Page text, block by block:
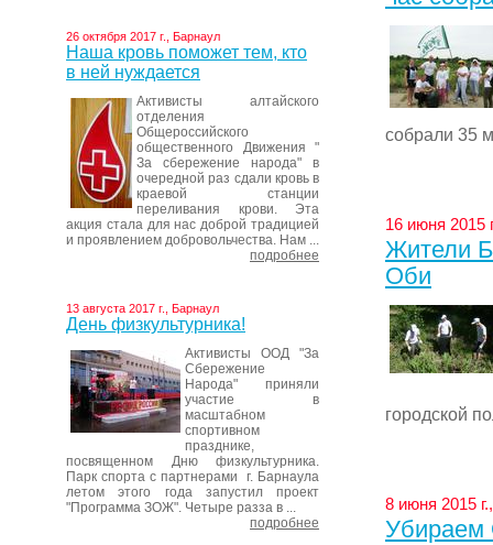
26 октября 2017 г., Барнаул
Наша кровь поможет тем, кто
в ней нуждается
Активисты алтайского
отделения
Общероссийского
общественного Движения "
За сбережение народа" в
очередной раз сдали кровь в
краевой станции
переливания крови. Эта
акция стала для нас доброй традицией
и проявлением добровольчества. Нам ...
подробнее
13 августа 2017 г., Барнаул
День физкультурника!
Активисты ООД "За
Сбережение
Народа" приняли
участие в
масштабном
спортивном
празднике,
посвященном Дню физкультурника.
Парк спорта с партнерами г. Барнаула
летом этого года запустил проект
"Программа ЗОЖ". Четыре разза в ...
подробнее
собрали 35
16 июня 2015
Жители
Оби
городской
8 июня 2015
Убираем